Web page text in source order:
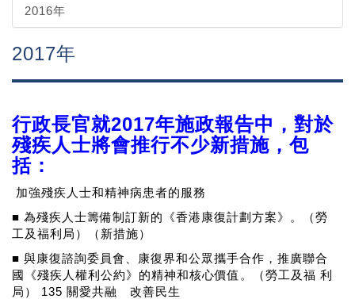
2016年
2017年
行政長官就2017年施政報告中，對於
殘疾人士將會推行不少新措施，包
括：
加強殘疾人士和精神病患者的服務
■ 為殘疾人士籌備制訂新的《香港康復計劃方案》。（勞
工及福利局）（新措施）
■ 與康復諮詢委員會、康復界和公眾攜手合作，推廣聯合
國《殘疾人權利公約》的精神和核心價值。（勞工及福 利
局） 135 關愛共融 改善民生